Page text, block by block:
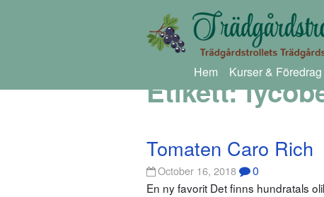
Hem Kurser & Föredrag
Etikett:
Tomaten Caro Rich
October 16, 2018 0
En ny favorit Det finns hundratals